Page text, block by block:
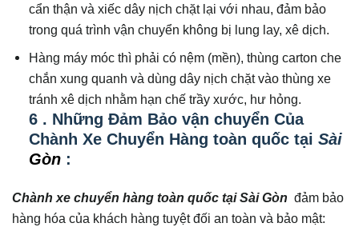
cẩn thận và xiếc dây nịch chặt lại với nhau, đảm bảo
trong quá trình vận chuyển không bị lung lay, xê dịch.
Hàng máy móc thì phải có nệm (mền), thùng carton che
chắn xung quanh và dùng dây nịch chặt vào thùng xe
tránh xê dịch nhằm hạn chế trầy xước, hư hỏng.
6 . Những Đảm Bảo vận chuyển Của
Chành Xe Chuyển Hàng toàn quốc tạiSài
Gòn :
Chành xe chuyển hàng toàn quốc tại Sài Gòn đảm bảo
hàng hóa của khách hàng tuyệt đối an toàn và bảo mật: